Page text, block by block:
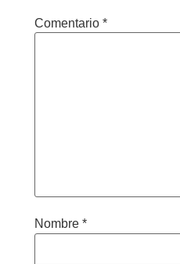
Comentario *
Nombre *